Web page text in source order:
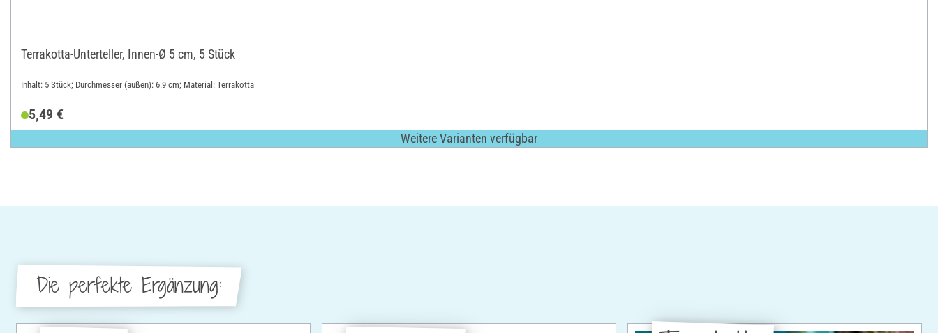
Terrakotta-Unterteller, Innen-Ø 5 cm, 5 Stück
Inhalt: 5 Stück; Durchmesser (außen): 6.9 cm; Material: Terrakotta
5,49 €
Weitere Varianten verfügbar
Die perfekte Ergänzung: